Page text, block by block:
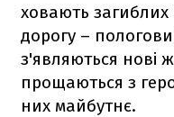
ховають загиблих
дорогу –
з'являються нові
прощаються з
них майбутнє.